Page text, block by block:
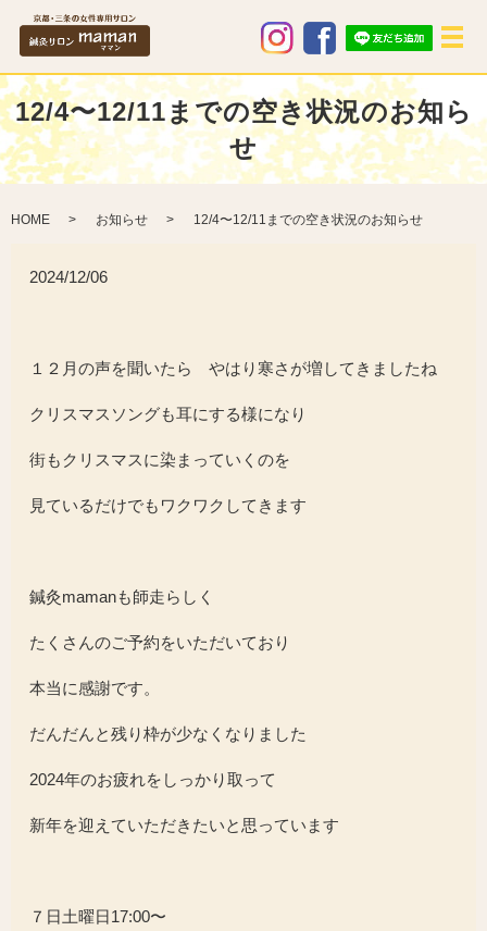
メ
12/4〜12/11までの空き状況のお知ら
せ
HOME お知らせ 12/4〜12/11までの空き状況のお知らせ
2024/12/06
１２月の声を聞いたら やはり寒さが増してきましたね
クリスマスソングも耳にする様になり
街もクリスマスに染まっていくのを
見ているだけでもワクワクしてきます
鍼灸mamanも師走らしく
たくさんのご予約をいただいており
本当に感謝です。
だんだんと残り枠が少なくなりました
2024年のお疲れをしっかり取って
新年を迎えていただきたいと思っています
７日土曜日17:00〜